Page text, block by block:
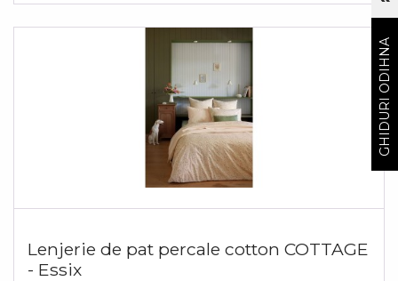
Lenjerie de pat percale cotton COTTAGE
- Essix
GHIDURI ODIHNA